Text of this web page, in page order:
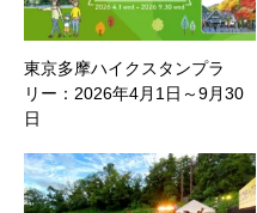
東京多摩ハイクスタンプラ
リー：2026年4月1日～9月30
日